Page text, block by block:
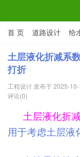
工程
首 页 道路设计 给
CAD图纸 专业词汇
土层液化折减系
打折
工程设计 发布于 2025-
评论(0)
土层液化折
用于考虑土层液